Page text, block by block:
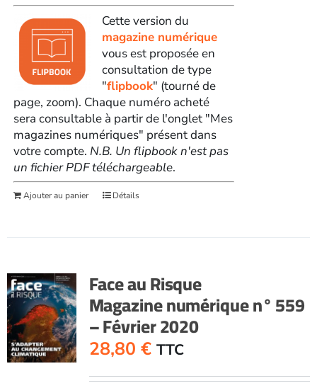
Cette version du
magazine numérique
vous est proposée en
consultation de type
"flipbook" (tourné de
page, zoom). Chaque numéro acheté
sera consultable à partir de l'onglet "Mes
magazines numériques" présent dans
votre compte. N.B. Un flipbook n'est pas
un fichier PDF téléchargeable.
Ajouter au panier Détails
Face au Risque
Magazine numérique n° 559
– Février 2020
28,80 € TTC